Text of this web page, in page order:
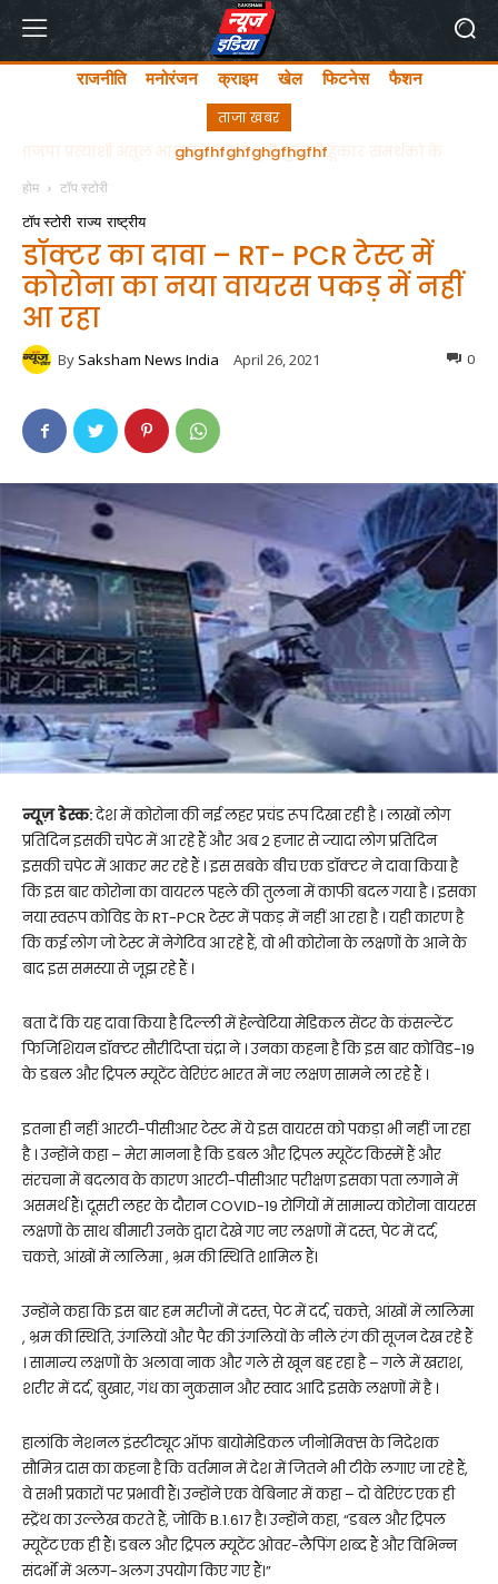
राजनीति मनोरंजन क्राइम खेल फिटनेस फैशन
ताजा खबर
ghgfhfghfghgfhgfhf
होम टॉप स्टोरी
टॉप स्टोरी राज्य राष्ट्रीय
डॉक्टर का दावा – RT- PCR टेस्ट में
कोरोना का नया वायरस पकड़ में नहीं
आ रहा
By Saksham News India April 26, 2021 0
न्यूज़ डेस्क:देश में कोरोना की नई लहर प्रचंड रूप दिखा रही है । लाखों लोग
प्रतिदिन इसकी चपेट में आ रहे हैं और अब 2 हजार से ज्यादा लोग प्रतिदिन
इसकी चपेट में आकर मर रहे हैं । इस सबके बीच एक डॉक्टर ने दावा किया है
कि इस बार कोरोना का वायरल पहले की तुलना में काफी बदल गया है । इसका
नया स्वरूप कोविड के RT-PCR टेस्ट में पकड़ में नहीं आ रहा है । यही कारण है
कि कई लोग जो टेस्ट में नेगेटिव आ रहे हैं, वो भी कोरोना के लक्षणों के आने के
बाद इस समस्या से जूझ रहे हैं ।
बता दें कि यह दावा किया है दिल्ली में हेल्वेटिया मेडिकल सेंटर के कंसल्टेंट
फिजिशियन डॉक्‍टर सौरीदिप्ता चंद्रा ने । उनका कहना है कि इस बार कोविड-19
के डबल और ट्रिपल म्यूटेंट वेरिएंट भारत में नए लक्षण सामने ला रहे हैं ।
इतना ही नहीं आरटी-पीसीआर टेस्ट में ये इस वायरस को पकड़ा भी नहीं जा रहा
है । उन्होंने कहा – मेरा मानना है कि डबल और ट्रिपल म्यूटेंट किस्में हैं और
संरचना में बदलाव के कारण आरटी-पीसीआर परीक्षण इसका पता लगाने में
असमर्थ हैं। दूसरी लहर के दौरान COVID-19 रोगियों में सामान्य कोरोना वायरस
लक्षणों के साथ बीमारी उनके द्वारा देखे गए नए लक्षणों में दस्त, पेट में दर्द,
चकत्ते, आंखों में लालिमा , भ्रम की स्थिति शामिल हैं।
उन्होंने कहा कि इस बार हम मरीजों में दस्त, पेट में दर्द, चकत्ते, आंखों में लालिमा
, भ्रम की स्थिति, उंगलियों और पैर की उंगलियों के नीले रंग की सूजन देख रहे हैं
। सामान्य लक्षणों के अलावा नाक और गले से खून बह रहा है – गले में खराश,
शरीर में दर्द, बुखार, गंध का नुकसान और स्वाद आदि इसके लक्षणों में है ।
हालांकि नेशनल इंस्टीट्यूट ऑफ बायोमेडिकल जीनोमिक्स के निदेशक
सौमित्र दास का कहना है कि वर्तमान में देश में जितने भी टीके लगाए जा रहे हैं,
वे सभी प्रकारों पर प्रभावी हैं। उन्होंने एक वेबिनार में कहा – दो वेरिएंट एक ही
स्ट्रेंथ का उल्लेख करते हैं, जोकि B.1.617 है। उन्‍होंने कहा, “डबल और ट्रिपल
म्यूटेंट एक ही हैं। डबल और ट्रिपल म्यूटेंट ओवर-लैपिंग शब्द हैं और विभिन्न
संदर्भों में अलग-अलग उपयोग किए गए हैं।”